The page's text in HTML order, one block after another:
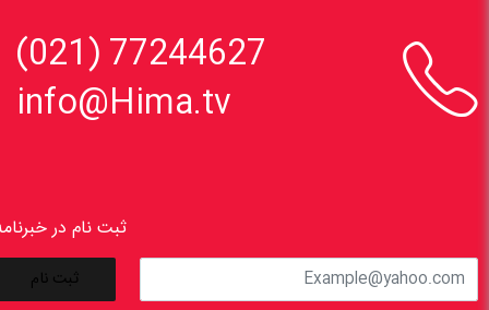

77244627 (021)
info@Hima.tv
ثبت نام در